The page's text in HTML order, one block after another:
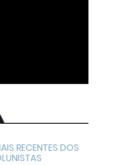
RECENTES DOS